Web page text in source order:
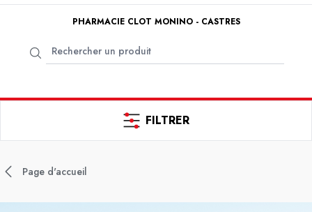
PHARMACIE CLOT MONINO - CASTRES
FILTRER
Page d'accueil